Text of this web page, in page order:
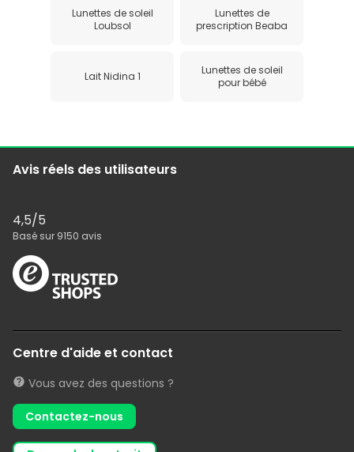
Lunettes de soleil
Loubsol
Lunettes de
prescription Beaba
Lait Nidina 1
Lunettes de soleil
pour bébé
Avis réels des utilisateurs
4,5/5
Basé sur 9150 avis
Centre d'aide et contact
Vous avez des questions ?
Contactez-nous